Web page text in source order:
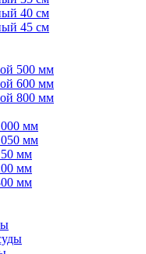
40 см
45 см
500 мм
600 мм
800 мм
мм
мм
мм
мм
мм